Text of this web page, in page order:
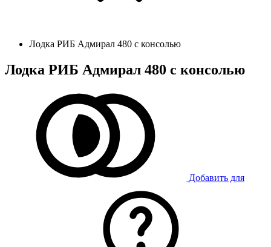
Лодка РИБ Адмирал 480 с консолью
Лодка РИБ Адмирал 480 с консолью
Добавить для